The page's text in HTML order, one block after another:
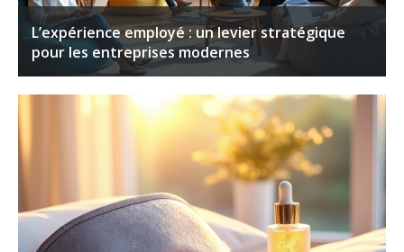
L’expérience employé : un levier stratégique
pour les entreprises modernes